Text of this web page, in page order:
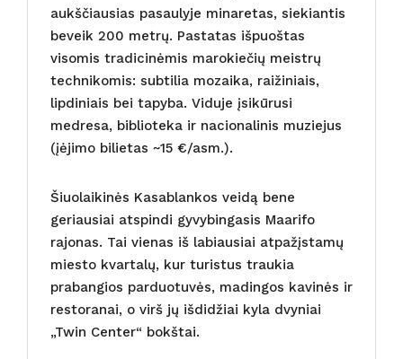
aukščiausias pasaulyje minaretas, siekiantis
beveik 200 metrų. Pastatas išpuoštas
visomis tradicinėmis marokiečių meistrų
technikomis: subtilia mozaika, raižiniais,
lipdiniais bei tapyba. Viduje įsikūrusi
medresa, biblioteka ir nacionalinis muziejus
(įėjimo bilietas ~15 €/asm.).
Šiuolaikinės Kasablankos veidą bene
geriausiai atspindi gyvybingasis Maarifo
rajonas. Tai vienas iš labiausiai atpažįstamų
miesto kvartalų, kur turistus traukia
prabangios parduotuvės, madingos kavinės ir
restoranai, o virš jų išdidžiai kyla dvyniai
„Twin Center“ bokštai.